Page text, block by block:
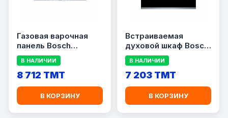
Газовая варочная
панель Bosch
PCS7A5M90
В НАЛИЧИИ
8 712 TMT
В КОРЗИНУ
Встраиваемая
духовой шкаф Bosch
HBF534ES0Q
В НАЛИЧИИ
7 203 TMT
В КОРЗИНУ